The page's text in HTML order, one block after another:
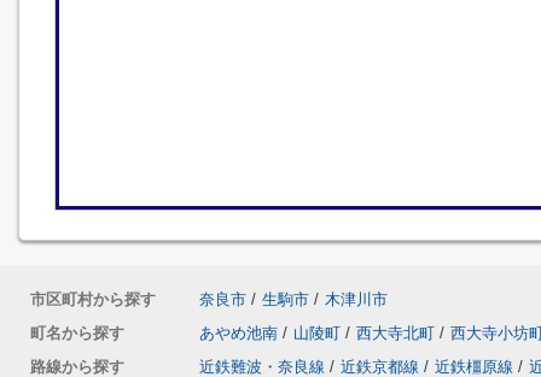
市区町村から探す 奈良市 / 生駒市 / 木津川市
町名から探す
あやめ池南 / 山陵町 / 西大寺北町 / 西大寺小坊
路線から探す
近鉄難波・奈良線 / 近鉄京都線 / 近鉄橿原線 /